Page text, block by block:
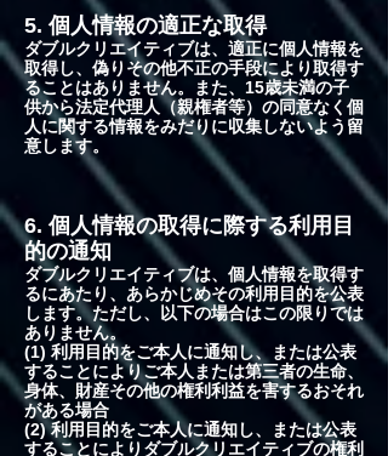
5. 個人情報の適正な取得
ダブルクリエイティブは、適正に個人情報を
取得し、偽りその他不正の手段により取得す
ることはありません。また、15歳未満の子
供から法定代理人（親権者等）の同意なく個
人に関する情報をみだりに収集しないよう留
意します。
6. 個人情報の取得に際する利用目
的の通知
ダブルクリエイティブは、個人情報を取得す
るにあたり、あらかじめその利用目的を公表
します。ただし、以下の場合はこの限りでは
ありません。
(1) 利用目的をご本人に通知し、または公表
することによりご本人または第三者の生命、
身体、財産その他の権利利益を害するおそれ
がある場合
(2) 利用目的をご本人に通知し、または公表
することによりダブルクリエイティブの権利